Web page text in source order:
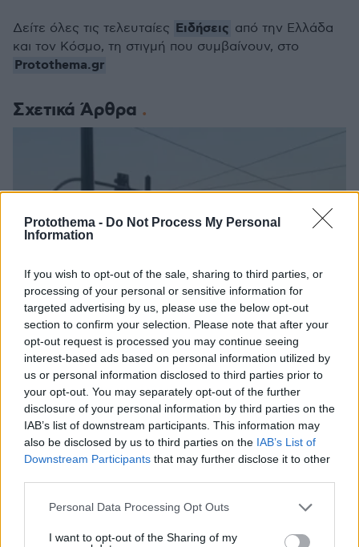
Protothema - Do Not Process My Personal
Information
If you wish to opt-out of the sale, sharing to third parties, or
processing of your personal or sensitive information for
targeted advertising by us, please use the below opt-out
section to confirm your selection. Please note that after your
opt-out request is processed you may continue seeing
interest-based ads based on personal information utilized by
us or personal information disclosed to third parties prior to
your opt-out. You may separately opt-out of the further
disclosure of your personal information by third parties on the
IAB’s list of downstream participants. This information may
also be disclosed by us to third parties on the IAB’s List of
Downstream Participants that may further disclose it to other
Please note that this website/app uses one or more Google
not limited to your visit or usage behaviour. You may click to
Personal Data Processing Opt Outs
I want to opt-out of the Sharing of my
Σχετικά Άρθρα
αντιεμβολιαστές στο Σύνταγμα
Δείτε όλες τις τελευταίες Ειδήσεις από την Ελλάδα
και τον Κόσμο, τη στιγμή που συμβαίνουν, στο
Protothema.gr